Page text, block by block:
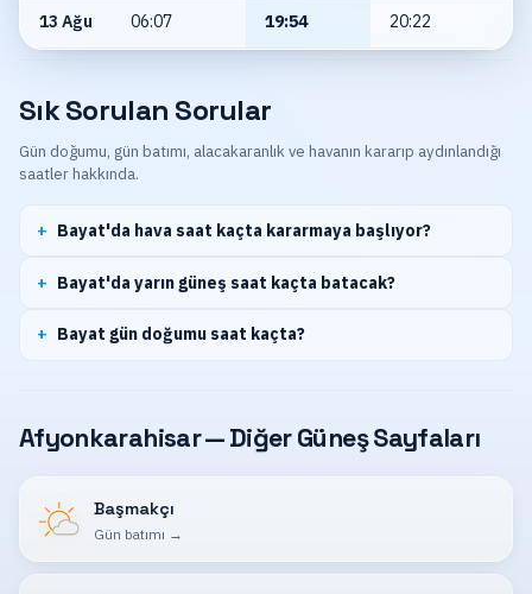
13 Ağu 06:07 19:54 20:22
Sık Sorulan Sorular
Gün doğumu, gün batımı, alacakaranlık ve havanın kararıp aydınlandığı
saatler hakkında.
Bayat'da hava saat kaçta kararmaya başlıyor?
Bayat'da yarın güneş saat kaçta batacak?
Bayat gün doğumu saat kaçta?
Afyonkarahisar — Diğer Güneş Sayfaları
Başmakçı
Gün batımı →